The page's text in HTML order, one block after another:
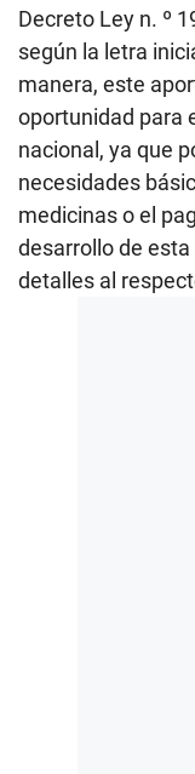
Decreto Ley n. º
según la letra
manera, este
oportunidad para
nacional, ya que
necesidades
medicinas o el
desarrollo de
detalles al